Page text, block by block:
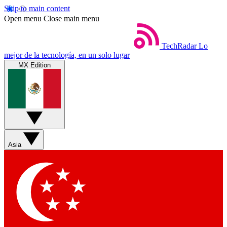
Skip to main content
Open menu Close main menu
TechRadar Lo
mejor de la tecnología, en un solo lugar
MX Edition
Asia